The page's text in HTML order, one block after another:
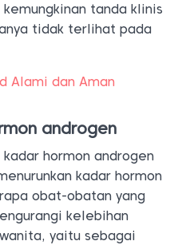
tanda klinis
tidak terlihat pada
Alami dan Aman
androgen
hormon androgen
kadar hormon
obat-obatan yang
kelebihan
yaitu sebagai